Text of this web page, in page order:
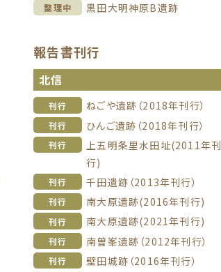
整理中 黒田大明神原B遺跡
報告書刊行
北信
刊行 ねごや遺跡（2018年刊行）
刊行 ひんご遺跡（2018年刊行）
刊行
上五明条里水田址(2011年刊
行)
刊行 千田遺跡（2013年刊行）
刊行 南大原遺跡(2016年刊行)
刊行 南大原遺跡(2021年刊行)
刊行 南曽峯遺跡（2012年刊行）
刊行 壁田城跡（2016年刊行）